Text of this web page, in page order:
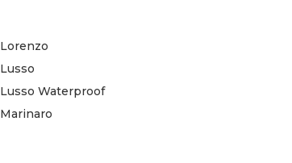
Lorenzo
Lusso
Lusso Waterproof
Marinaro